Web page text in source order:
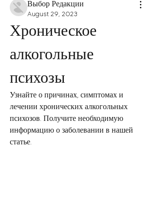
Выбор Редакции
August 29, 2023
Хроническое
алкогольные
психозы
Узнайте о причинах, симптомах и
лечении хронических алкогольных
психозов. Получите необходимую
информацию о заболевании в нашей
статье.